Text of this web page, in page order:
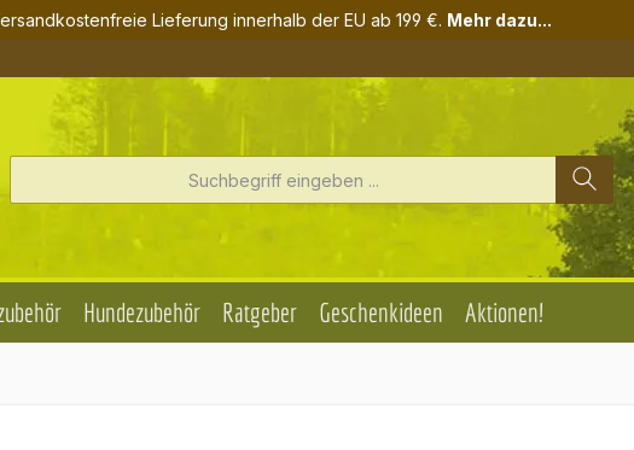
Lieferung innerhalb der EU ab 199 €. Mehr dazu...
Hundezubehör Ratgeber Geschenkideen Aktionen!